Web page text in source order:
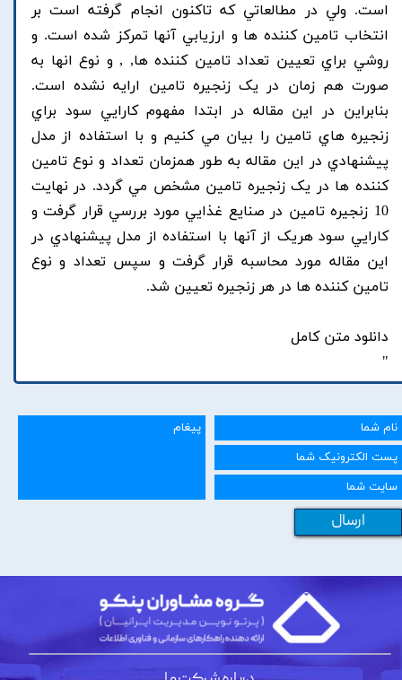
است. ولي در مطالعاتي که تاکنون انجام گرفته است بر
انتخاب تامين کننده ها و ارزيابي آنها تمرکز شده است. و
روشي براي تعيين تعداد تامين کننده ها, , و نوع انها به
صورت هم زمان در يک زنجيره تامين ارايه نشده است.
بنابراين در اين مقاله در ابتدا مفهوم کارايي سود براي
زنجيره هاي تامين را بيان مي کنيم و با استفاده از مدل
پيشنهادي در اين مقاله به طور همزمان تعداد و نوع تامين
کننده ها در يک زنجيره تامين مشخص مي گردد. در نهايت
10 زنجيره تامين در صنايع غذايي مورد بررسي قرار گرفت و
کارايي سود هريک از آنها با استفاده از مدل پيشنهادي در
اين مقاله مورد محاسبه قرار گرفت و سپس تعداد و نوع
تامين کننده ها در هر زنجيره تعيين شد.
دانلود متن کامل
"
ارسال